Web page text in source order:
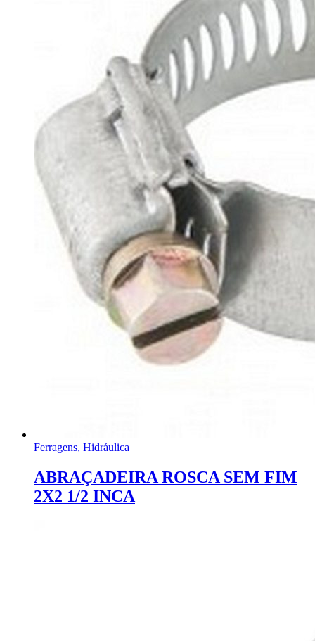
Ferragens, Hidráulica
ABRAÇADEIRA ROSCA SEM FIM
2X2 1/2 INCA